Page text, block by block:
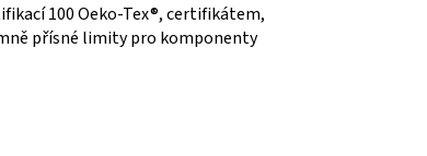
100 Oeko-Tex®, certifikátem,
přísné limity pro komponenty